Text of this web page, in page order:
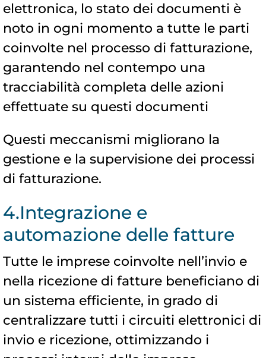
elettronica, lo stato dei documenti è
noto in ogni momento a tutte le parti
coinvolte nel processo di fatturazione,
garantendo nel contempo una
tracciabilità completa delle azioni
effettuate su questi documenti
Questi meccanismi migliorano la
gestione e la supervisione dei processi
di fatturazione.
4.Integrazione e
automazione delle fatture
Tutte le imprese coinvolte nell’invio e
nella ricezione di fatture beneficiano di
un sistema efficiente, in grado di
centralizzare tutti i circuiti elettronici di
invio e ricezione, ottimizzando i